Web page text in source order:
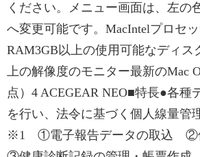
ください。メニュー画面は、左の
へ変更可能です。MacIntelプロセ
RAM3GB以上の使用可能なディス
上の解像度のモニター最新のMac
点）4 ACEGEAR NEO■特長●各種
を行い、法令に基づく個人線量管
※1 ①電子報告データの取込 ②